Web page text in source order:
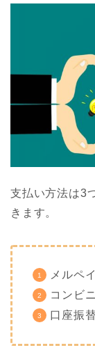
支払い方法は3
きます。
メルペ
コンビ
口座振